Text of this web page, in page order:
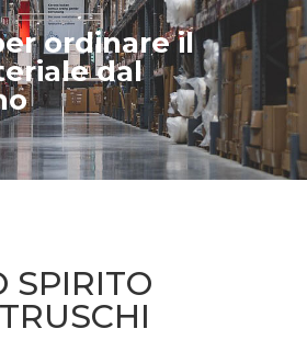
ordinare il
dal
SPIRITO